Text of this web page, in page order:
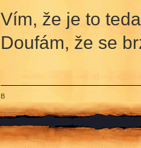
Vím, že je to
Doufám, že se
B